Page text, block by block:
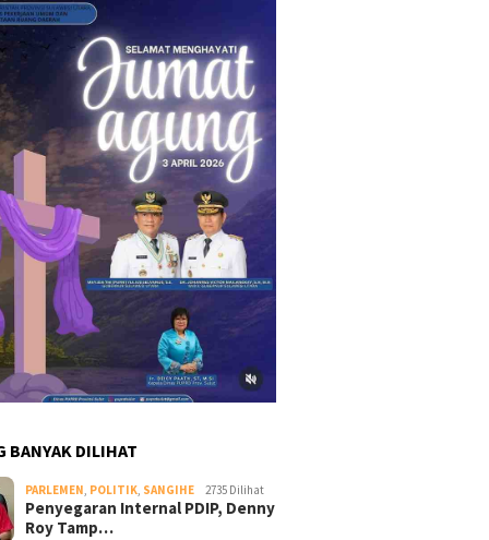
BANYAK DILIHAT
PARLEMEN, POLITIK, SANGIHE 2735 Dilihat
Penyegaran Internal PDIP, Denny
Roy Tamp…